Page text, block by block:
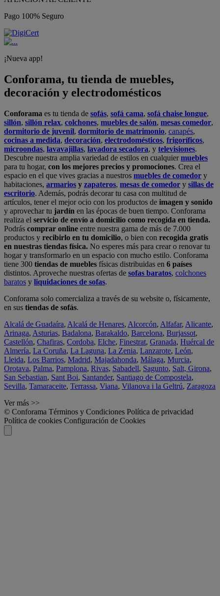
Pago 100% Seguro
¡Nueva app!
Conforama, tu tienda de muebles,
decoración y electrodomésticos
Conforama es tu tienda de sofás, sofá cama, sofá chaise longue,
sillón, sillón relax, colchones, muebles de salón, mesas comedor,
dormitorio de juvenil, dormitorio de matrimonio, canapés,
cocinas a medida, decoración, electrodomésticos, frigoríficos,
microondas, lavavajillas, lavadora secadora, y televisiones.
Descubre nuestra amplia variedad de estilos en cualquiermuebles
para tu hogar, con los mejores precios y promociones. Crea el
espacio en el que vives gracias a nuestros muebles de comedor y
habitaciones, armarios y zapateros, mesas de comedor y sillas de
escritorio. Además, podrás decorar tu casa con multitud de
artículos, tener el mejor ocio con los productos de imagen y sonido
y aprovechar tu jardín en las épocas de buen tiempo. Conforama
realiza el servicio de envío a domicilio como recogida en tienda.
Podrás comprar online entre nuestra gama de más de 7.000
productos y recibirlo en tu domicilio, o bien con recogida gratis
en nuestras tiendas física. No esperes más para crear o renovar tu
hogar y transformarlo en un espacio con mucho estilo. Conforama
tiene 300 tiendas de muebles físicas distribuidas en 6 países
distintos. Aproveche nuestras ofertas de sofas baratos, colchones
baratos y liquidaciones de sofas.
Conforama solo comercializa a través de su website o, físicamente,
en sus tiendas de sofás.
Alcalá de Guadaíra, Alcalá de Henares, Alcorcón, Alfafar, Alicante,
Arinaga, Asturias, Badalona, Barakaldo, Barcelona, Burjassot,
Castellón, Chafiras, Cordoba, Elche, Finestrat, Granada, Huércal de
Almería, La Coruña, La Laguna, La Zenia, Lanzarote, León,
Lleida, Los Barrios, Madrid, Majadahonda, Málaga, Murcia,
Orotava, Palma, Pamplona, Rivas, Sabadell, Sagunto, Salt, Girona,
San Sebastian, Sant Boi, Santander, Santiago de Compostela,
Sevilla, Tamaraceite, Terrassa, Viana, Vilanova i la Geltrú, Zaragoza
Ver más >>
© Conforama Términos y Condiciones Política de privacidad
Política de cookies Configuración de Cookies